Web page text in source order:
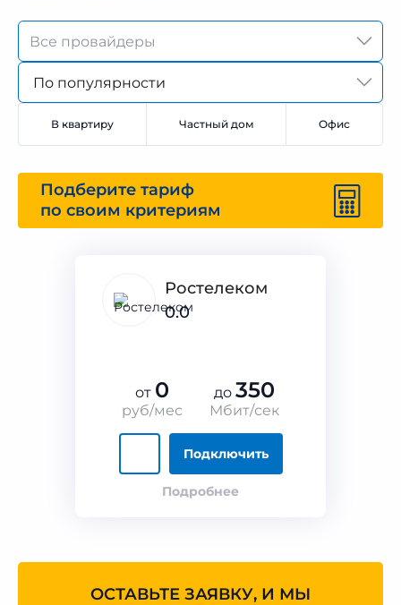
По популярности
В квартиру Частный дом Офис
Подберите тариф
по своим критериям
Ростелеком
0.0
от 0
руб/мес
до 350
Мбит/сек
Подключить
Подробнее
ОСТАВЬТЕ ЗАЯВКУ, И МЫ